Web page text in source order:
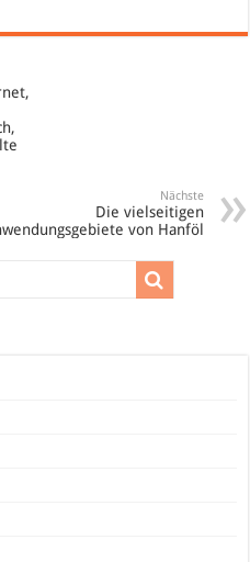
Nächste
Die vielseitigen
von Hanföl